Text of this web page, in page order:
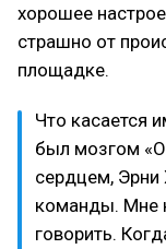
хорошее
страшно от
площадке.
Что касается
был мозгом
сердцем,
команды. Мне
говорить.